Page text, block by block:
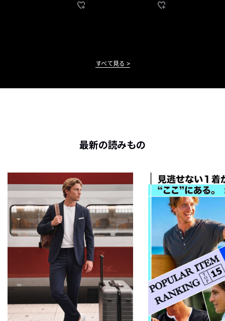
すべて見る
最新の読みもの